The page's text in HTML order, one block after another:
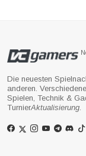
Die neuesten
anderen.
Spielen, Technik &
TurnierAktualisierung